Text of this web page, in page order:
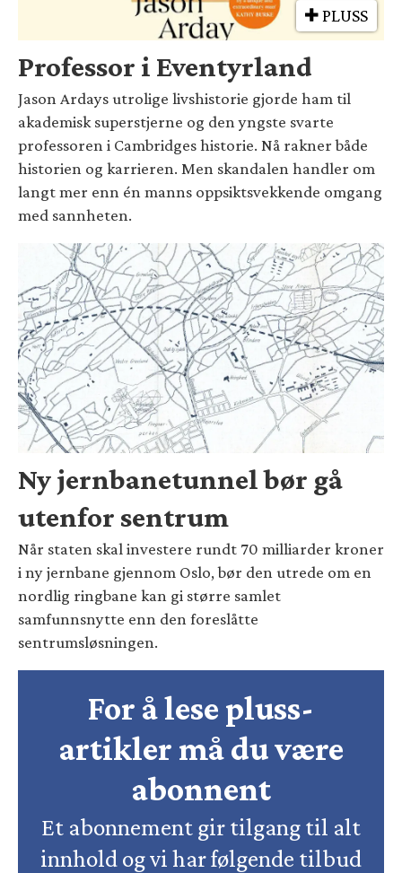
PLUSS
Professor i Eventyrland
Jason Ardays utrolige livshistorie gjorde ham til
akademisk superstjerne og den yngste svarte
professoren i Cambridges historie. Nå rakner både
historien og karrieren. Men skandalen handler om
langt mer enn én manns oppsiktsvekkende omgang
med sannheten.
Ny jernbanetunnel bør gå
utenfor sentrum
Når staten skal investere rundt 70 milliarder kroner
i ny jernbane gjennom Oslo, bør den utrede om en
nordlig ringbane kan gi større samlet
samfunnsnytte enn den foreslåtte
sentrumsløsningen.
For å lese pluss-
artikler må du være
abonnent
Et abonnement gir tilgang til alt
innhold og vi har følgende tilbud